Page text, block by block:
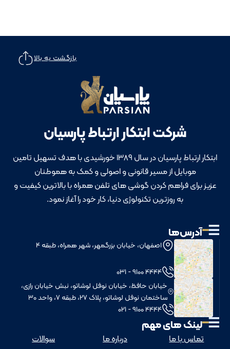
بازگشت به بالا
شرکت ابتکار ارتباط پارسیان
ابتکار ارتباط پارسیان در سال 1389 خورشیدی با هدف تسهیل تامین
موبایل از مسیر قانونی و اصولی و کمک به هموطنان
عزیز برای فراهم کردن گوشی های تلفن همراه با بالاترین کیفیت و
به روزترین تکنولوژی دنیا، کار خود را آغاز نمود.
لینک های مهم
تماس با ما درباره ما سوالات
آدرس‌ها
اصفهان، خیابان بزرگمهر، شهر همراه، طبقه 4
4444 9100 - 031
خيابان حافظ، خيابان نوفل لوشاتو، نبش خيابان رازی،
ساختمان نوفل لوشاتو، پلاک 27، طبقه 7، واحد 30
4444 9100 - 021